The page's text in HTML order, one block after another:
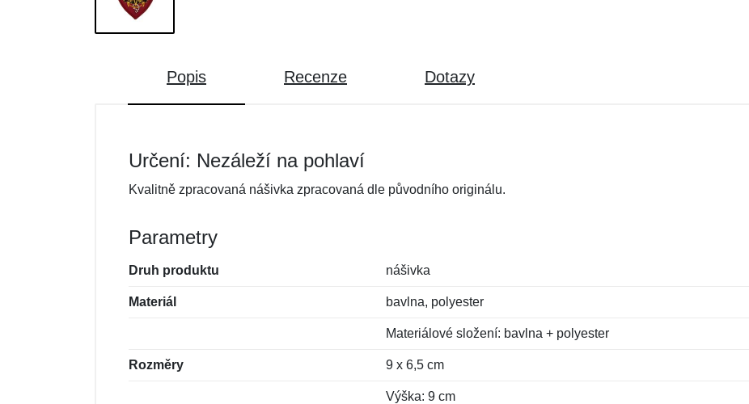
Popis Recenze Dotazy
Určení: Nezáleží na pohlaví
Kvalitně zpracovaná nášivka zpracovaná dle původního originálu.
Parametry
Druh produktu nášivka
Materiál bavlna, polyester
Materiálové složení: bavlna + polyester
Rozměry 9 x 6,5 cm
Výška: 9 cm